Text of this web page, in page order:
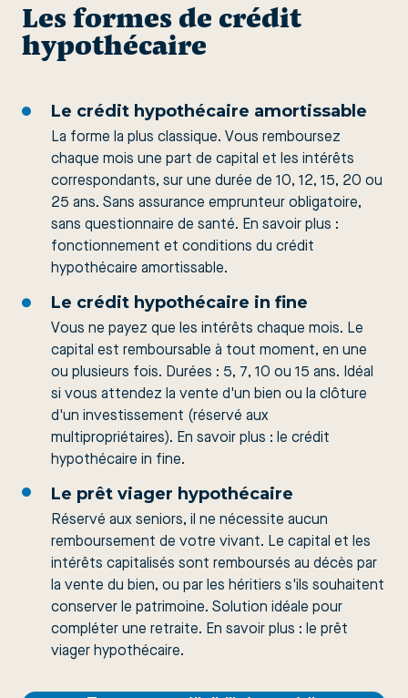
Les formes de crédit
hypothécaire
Le crédit hypothécaire amortissable
La forme la plus classique. Vous remboursez
chaque mois une part de capital et les intérêts
correspondants, sur une durée de 10, 12, 15, 20 ou
25 ans. Sans assurance emprunteur obligatoire,
sans questionnaire de santé. En savoir plus :
fonctionnement et conditions du crédit
hypothécaire amortissable.
Le crédit hypothécaire in fine
Vous ne payez que les intérêts chaque mois. Le
capital est remboursable à tout moment, en une
ou plusieurs fois. Durées : 5, 7, 10 ou 15 ans. Idéal
si vous attendez la vente d'un bien ou la clôture
d'un investissement (réservé aux
multipropriétaires). En savoir plus : le crédit
hypothécaire in fine.
Le prêt viager hypothécaire
Réservé aux seniors, il ne nécessite aucun
remboursement de votre vivant. Le capital et les
intérêts capitalisés sont remboursés au décès par
la vente du bien, ou par les héritiers s'ils souhaitent
conserver le patrimoine. Solution idéale pour
compléter une retraite. En savoir plus : le prêt
viager hypothécaire.